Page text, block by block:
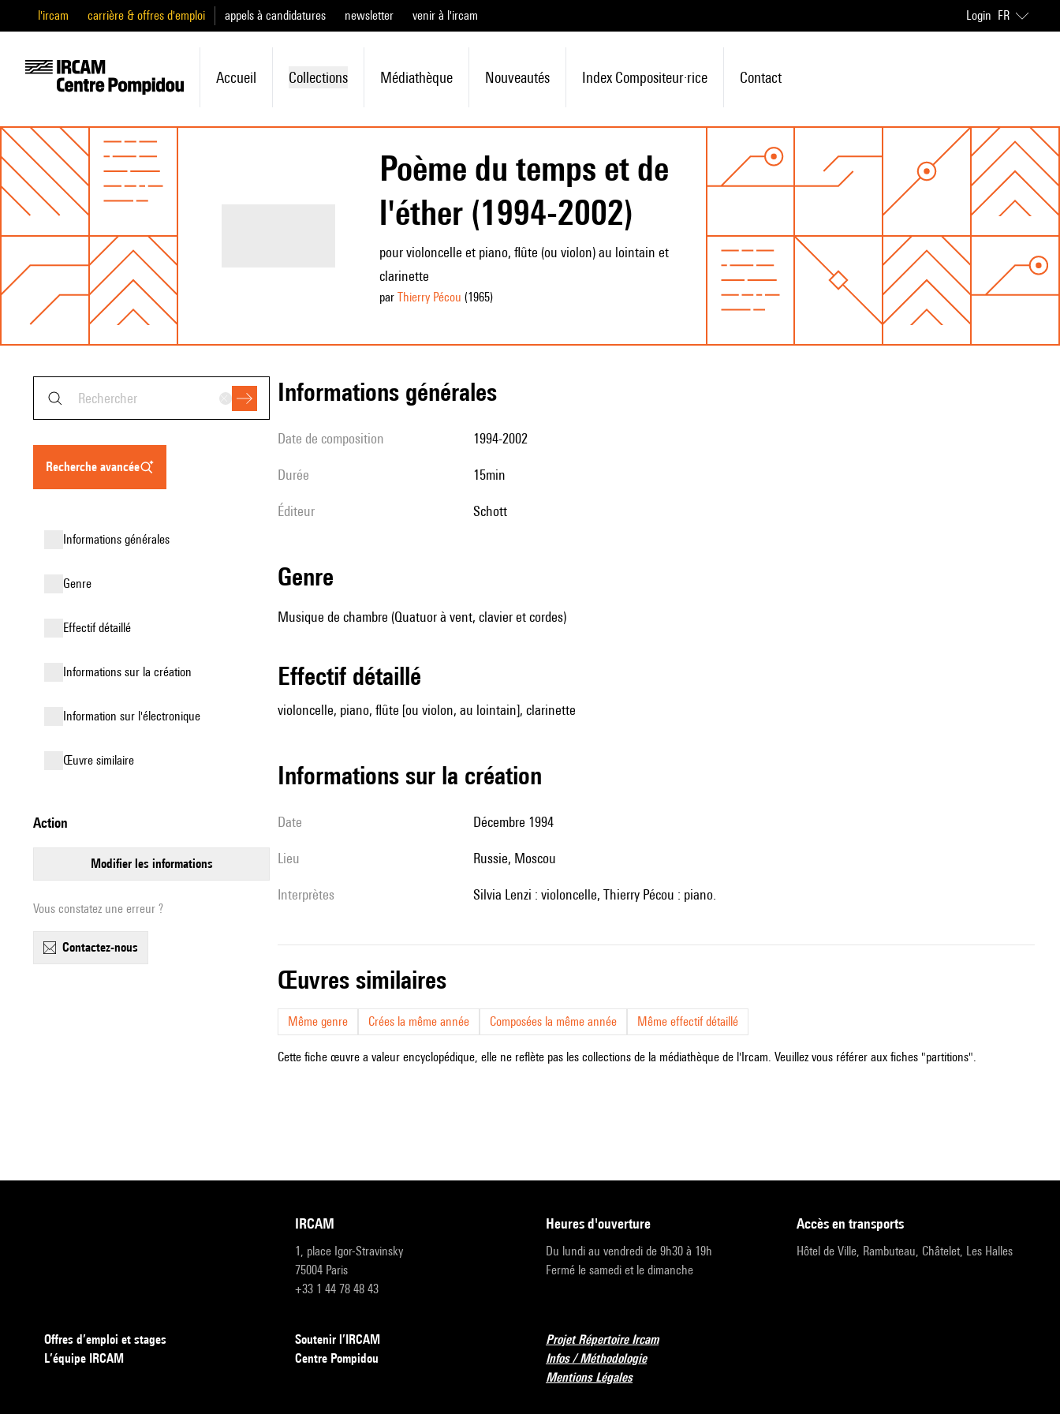
l'ircam carrière & offres d'emploi appels à candidatures newsletter venir à l'ircam Login FR
Accueil Collections Médiathèque Nouveautés Index Compositeur·rice Contact
Poème du temps et de
l'éther (1994-2002)
pour violoncelle et piano, flûte (ou violon) au lointain et
clarinette
par Thierry Pécou (1965)
recherche avancée
informations générales
genre
effectif détaillé
informations sur la création
Information sur l'électronique
œuvre similaire
action
modifier les informations
Vous constatez une erreur ?
contactez-nous
informations générales
date de composition 1994-2002
durée 15min
éditeur Schott
genre
Musique de chambre (Quatuor à vent, clavier et cordes)
effectif détaillé
violoncelle, piano, flûte [ou violon, au lointain], clarinette
informations sur la création
date Décembre 1994
lieu Russie, Moscou
interprètes Silvia Lenzi : violoncelle, Thierry Pécou : piano.
œuvres similaires
Même genre Crées la même année Composées la même année Même effectif détaillé
Cette fiche œuvre a valeur encyclopédique, elle ne reflète pas les collections de la médiathèque de l'Ircam. Veuillez vous référer aux fiches "partitions".
IRCAM
1, place Igor-Stravinsky
75004 Paris
+33 1 44 78 48 43
heures d'ouverture
Du lundi au vendredi de 9h30 à 19h
Fermé le samedi et le dimanche
accès en transports
Hôtel de Ville, Rambuteau, Châtelet, Les Halles
Offres d’emploi et stages
L’équipe IRCAM
Soutenir l’IRCAM
Centre Pompidou
Projet Répertoire Ircam
Infos / Méthodologie
Mentions Légales